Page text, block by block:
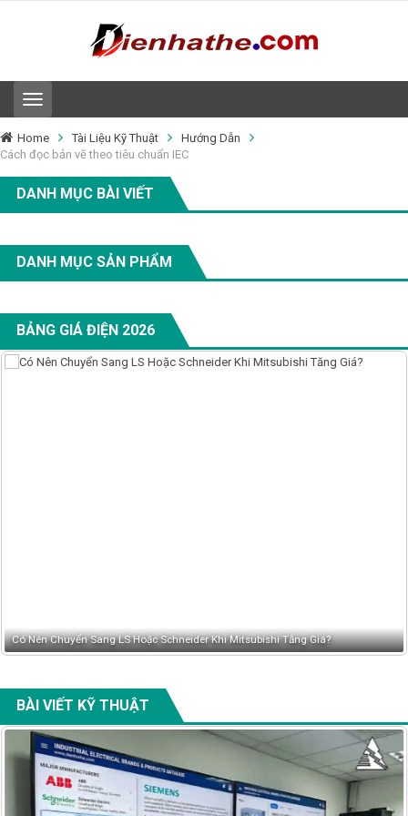
T
o
g
g
n
a
i
g
a
i
o
Home Tài Liệu Kỹ Thuật
Hướng Dẫn
Cách đọc bản vẽ theo tiêu chuẩn IEC
DANH MỤC BÀI VIẾT
DANH MỤC SẢN PHẨM
BẢNG GIÁ ĐIỆN 2026
Có Nên Chuyển Sang LS Hoặc Schneider Khi Mitsubishi Tăng Giá?
BÀI VIẾT KỸ THUẬT